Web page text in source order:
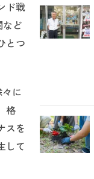
ド戦
など
とつ
に
格
スを
して